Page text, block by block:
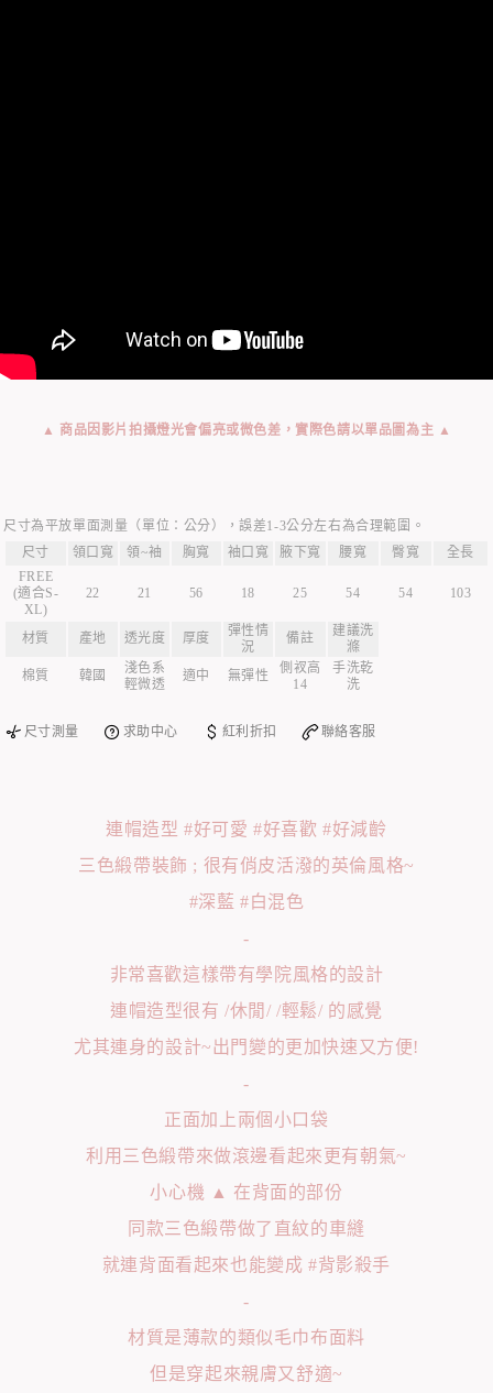
▲ 商品因影片拍攝燈光會偏亮或微色差，實際色請以單品圖為主 ▲
尺寸為平放單面測量（單位：公分），誤差1-3公分左右為合理範圍。
尺寸
領口寬 領~袖 胸寬 袖口寬 腋下寬 腰寬 臀寬
全長
FREE
(適合S-
XL)
22 21 56 18 25 54 54 103
材質 產地 透光度 厚度
彈性情
況
備註
建議洗
滌
棉質
韓國
淺色系
輕微透
適中 無彈性
側衩高
14
手洗乾
洗
尺寸測量 求助中心 紅利折扣 聯絡客服
連帽造型 #好可愛 #好喜歡 #好減齡
三色緞帶裝飾 ; 很有俏皮活潑的英倫風格~
#深藍 #白混色
-
非常喜歡這樣帶有學院風格的設計
連帽造型很有 /休閒/ /輕鬆/ 的感覺
尤其連身的設計~出門變的更加快速又方便!
-
正面加上兩個小口袋
利用三色緞帶來做滾邊看起來更有朝氣~
小心機 ▲ 在背面的部份
同款三色緞帶做了直紋的車縫
就連背面看起來也能變成 #背影殺手
-
材質是薄款的類似毛巾布面料
但是穿起來親膚又舒適~